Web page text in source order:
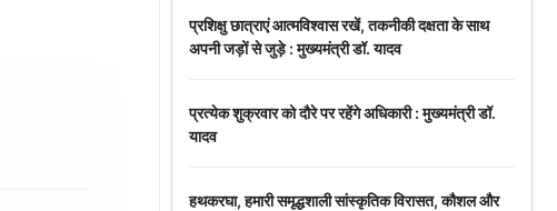
प्रशिक्षु छात्राएं आत्मविश्वास रखें, तकनीकी दक्षता के साथ
अपनी जड़ों से जुड़े : मुख्यमंत्री डॉ. यादव
प्रत्येक शुक्रवार को दौरे पर रहेंगे अधिकारी : मुख्यमंत्री डॉ.
यादव
हथकरघा, हमारी समृद्धशाली सांस्कृतिक विरासत, कौशल और